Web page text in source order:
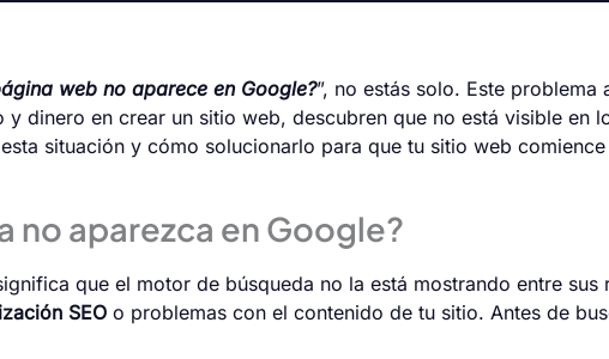
web no aparece en Google?”, no estás solo. Este
dinero en crear un sitio web, descubren que no está visible en
situación y cómo solucionarlo para que tu sitio web
no aparezca en Google?
que el motor de búsqueda no la está mostrando entre
SEO o problemas con el contenido de tu sitio. Antes de